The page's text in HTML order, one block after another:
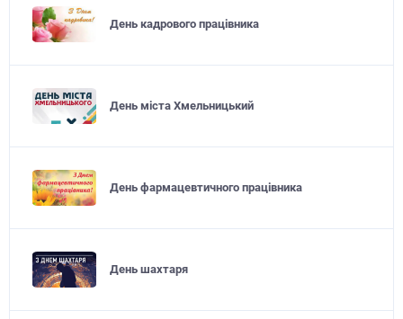
День кадрового працівника
День міста Хмельницький
День фармацевтичного працівника
День шахтаря